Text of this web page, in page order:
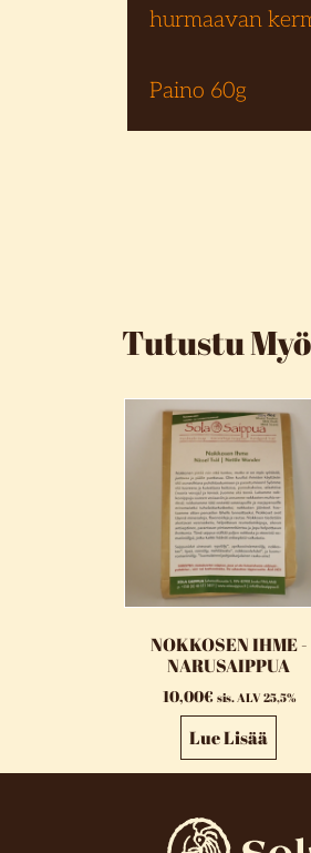
hurmaavan
Paino 60g
Tutustu
NOKKOSEN IHME -
NARUSAIPPUA
10,00€ sis. ALV 25,5%
Lue Lisää